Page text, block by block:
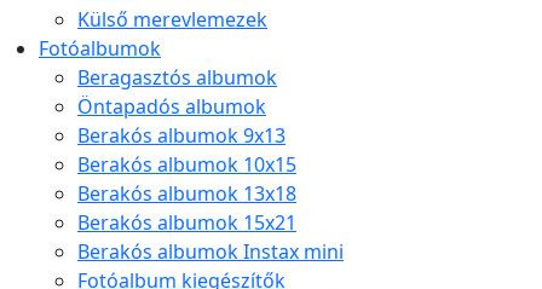
Külső merevlemezek
Fotóalbumok
Beragasztós albumok
Öntapadós albumok
Berakós albumok 9x13
Berakós albumok 10x15
Berakós albumok 13x18
Berakós albumok 15x21
Berakós albumok Instax mini
Fotóalbum kiegészítők